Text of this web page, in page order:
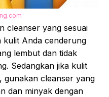
cleanser yang sesuai
kulit Anda cenderung
lembut dan tidak
Sedangkan jika kulit
gunakan cleanser yang
dan minyak dengan